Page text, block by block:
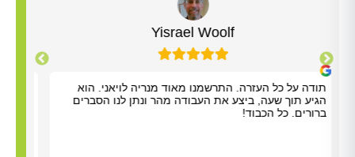
Yisrael Woolf
תודה על כל העזרה. התרשמנו מאוד מנריה לויאני. הוא
הגיע תוך שעה, ביצע את העבודה מהר ונתן לנו הסברים
ברורים. כל הכבוד!